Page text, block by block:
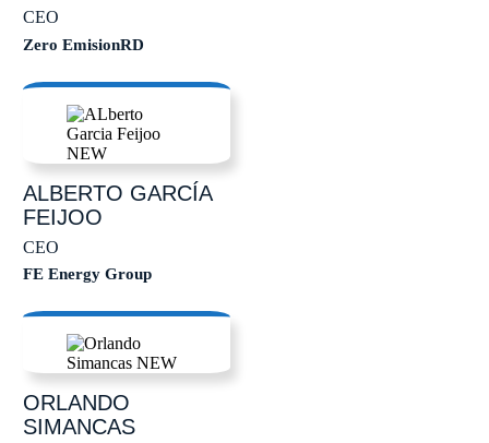
CEO
Zero EmisionRD
ALBERTO GARCÍA
FEIJOO
CEO
FE Energy Group
ORLANDO
SIMANCAS